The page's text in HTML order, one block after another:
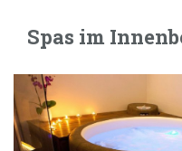
Spas im